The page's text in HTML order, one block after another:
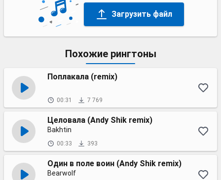
Загрузить файл
Похожие рингтоны
Поплакала (remix)
00:31 7 769
Целовала (Andy Shik remix)
Bakhtin
00:33 393
Один в поле воин (Andy Shik remix)
Bearwolf